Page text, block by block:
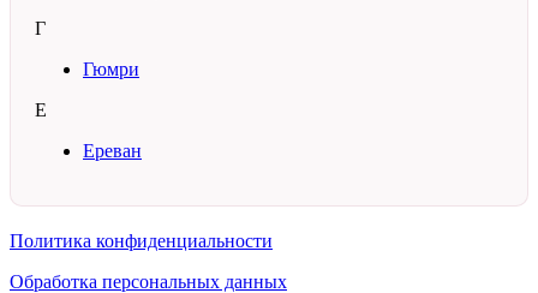
Г
Гюмри
Е
Ереван
Политика конфиденциальности
Обработка персональных данных